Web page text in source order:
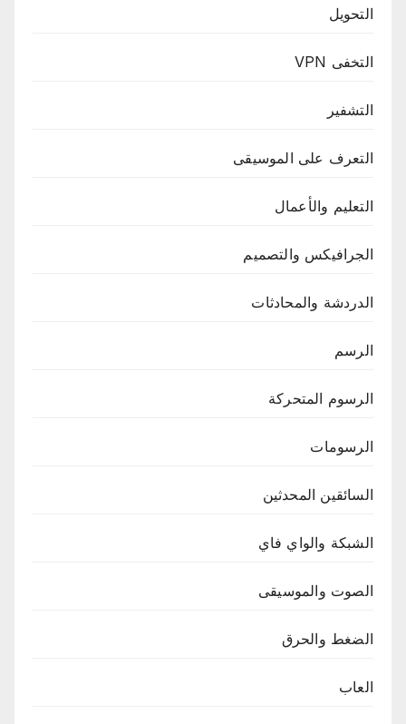
التحويل
التخفى VPN
التشفير
التعرف على الموسيقى
التعليم والأعمال
الجرافيكس والتصميم
الدردشة والمحادثات
الرسم
الرسوم المتحركة
الرسومات
السائقين المحدثين
الشبكة والواي فاي
الصوت والموسيقى
الضغط والحرق
العاب